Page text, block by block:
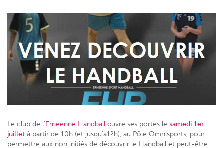
Le club de l’Ernéenne Handball ouvre ses portes le samedi 1er
juillet à partir de 10h (et jusqu’à12h), au Pôle Omnisports, pour
permettre aux non initiés de découvrir le Handball et peut-être